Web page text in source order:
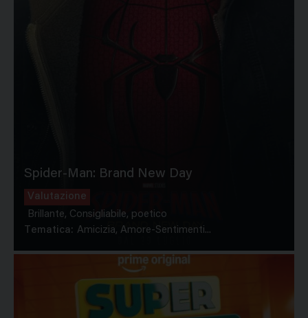
Spider-Man: Brand New Day
Valutazione
Brillante, Consigliabile, poetico
Tematica: Amicizia, Amore-Sentimenti...